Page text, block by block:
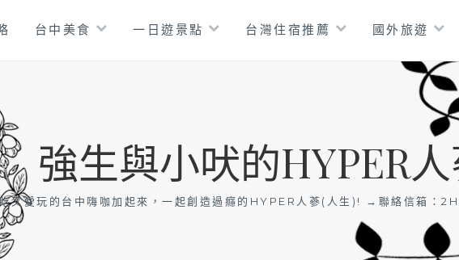
台中美食 一日遊景點 台灣住宿推薦 國外旅遊
強生與小吠的HYPER
又愛玩的台中嗨咖加起來，一起創造過癮的HYPER人蔘(人生)! →聯絡信箱：